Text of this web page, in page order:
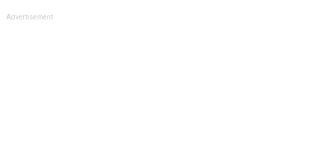
Advertisement